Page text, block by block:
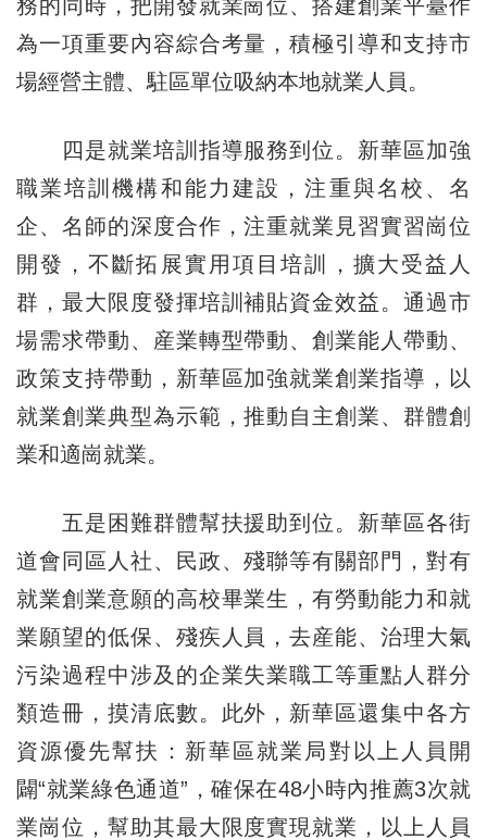
務的同時，把開發就業崗位、搭建創業平臺作
為一項重要內容綜合考量，積極引導和支持市
場經營主體、駐區單位吸納本地就業人員。
四是就業培訓指導服務到位。新華區加強
職業培訓機構和能力建設，注重與名校、名
企、名師的深度合作，注重就業見習實習崗位
開發，不斷拓展實用項目培訓，擴大受益人
群，最大限度發揮培訓補貼資金效益。通過市
場需求帶動、産業轉型帶動、創業能人帶動、
政策支持帶動，新華區加強就業創業指導，以
就業創業典型為示範，推動自主創業、群體創
業和適崗就業。
五是困難群體幫扶援助到位。新華區各街
道會同區人社、民政、殘聯等有關部門，對有
就業創業意願的高校畢業生，有勞動能力和就
業願望的低保、殘疾人員，去産能、治理大氣
污染過程中涉及的企業失業職工等重點人群分
類造冊，摸清底數。此外，新華區還集中各方
資源優先幫扶：新華區就業局對以上人員開
闢“就業綠色通道”，確保在48小時內推薦3次就
業崗位，幫助其最大限度實現就業，以上人員